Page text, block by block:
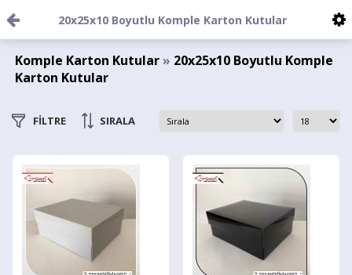
20x25x10 Boyutlu Komple Karton Kutular
Komple Karton Kutular» 20x25x10 Boyutlu Komple
Karton Kutular
FİLTRE SIRALA